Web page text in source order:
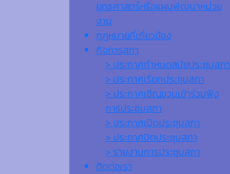
ยุทธศาสตร์หรือแผนพัฒนาหน่วย
งาน
กฎหมายที่เกี่ยวข้อง
กิจการสภา
> ประกาศกำหนดสมัยประชุมสภา
> ประกาศเรียกประชุมสภา
> ประกาศเชิญชวนเข้าร่วมฟัง
การประชุมสภา
> ประกาศเปิดประชุมสภา
> ประกาศปิดประชุมสภา
> รายงานการประชุมสภา
ติดต่อเรา